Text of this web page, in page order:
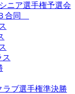
ニア選手権予選会
合同
ス
ブ選手権準決勝